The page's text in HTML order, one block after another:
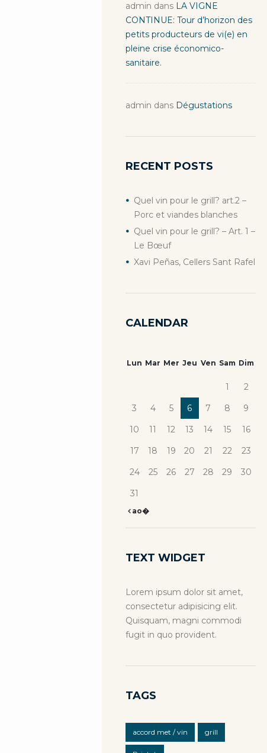
admin dans LA VIGNE
CONTINUE: Tour d’horizon des
petits producteurs de vi(e) en
pleine crise économico-
sanitaire.
admin dans Dégustations
RECENT POSTS
Quel vin pour le grill? art.2 –
Porc et viandes blanches
Quel vin pour le grill? – Art. 1 –
Le Bœuf
Xavi Peñas, Cellers Sant Rafel
CALENDAR
Lun Mar Mer Jeu Ven Sam Dim
1
2
3
4 5 6 7 8
9
10
11 12 13 14 15
16
17
18 19 20 21 22
23
24
25 26 27 28 29
30
31
ao�
TEXT WIDGET
Lorem ipsum dolor sit amet,
consectetur adipisicing elit.
Quisquam, magni commodi
fugit in quo provident.
TAGS
accord met / vin grill